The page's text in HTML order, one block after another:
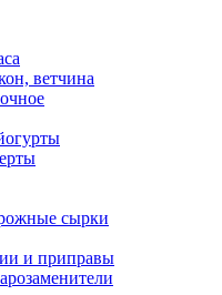
ветчина
сырки
и приправы